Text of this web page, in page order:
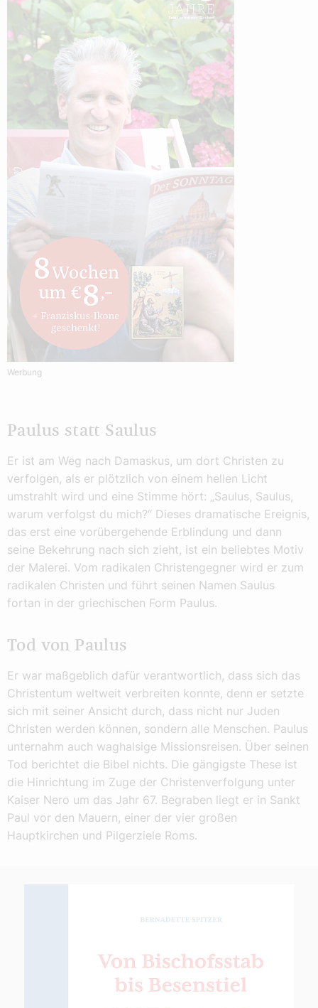
Werbung
Paulus statt Saulus
Er ist am Weg nach Damaskus, um dort Christen zu
verfolgen, als er plötzlich von einem hellen Licht
umstrahlt wird und eine Stimme hört: „Saulus, Saulus,
warum verfolgst du mich?“ Dieses dramatische Ereignis,
das erst eine vorübergehende Erblindung und dann
seine Bekehrung nach sich zieht, ist ein beliebtes Motiv
der Malerei. Vom radikalen Christengegner wird er zum
radikalen Christen und führt seinen Namen Saulus
fortan in der griechischen Form Paulus.
Tod von Paulus
Er war maßgeblich dafür verantwortlich, dass sich das
Christentum weltweit verbreiten konnte, denn er setzte
sich mit seiner Ansicht durch, dass nicht nur Juden
Christen werden können, sondern alle Menschen. Paulus
unternahm auch waghalsige Missionsreisen. Über seinen
Tod berichtet die Bibel nichts. Die gängigste These ist
die Hinrichtung im Zuge der Christenverfolgung unter
Kaiser Nero um das Jahr 67. Begraben liegt er in Sankt
Paul vor den Mauern, einer der vier großen
Hauptkirchen und Pilgerziele Roms.